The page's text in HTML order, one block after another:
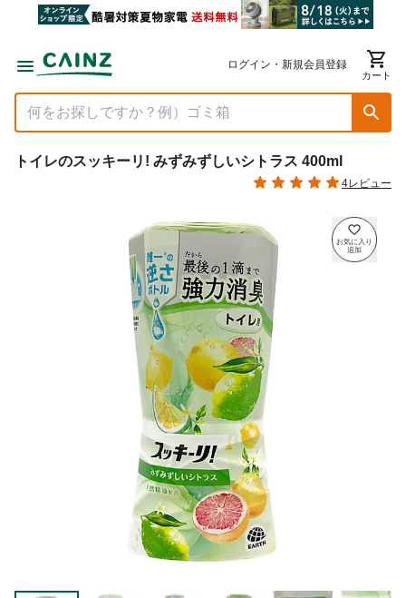
ログイン・新規会員登録
カート
トイレのスッキーリ! みずみずしいシトラス 400ml
4レビュー